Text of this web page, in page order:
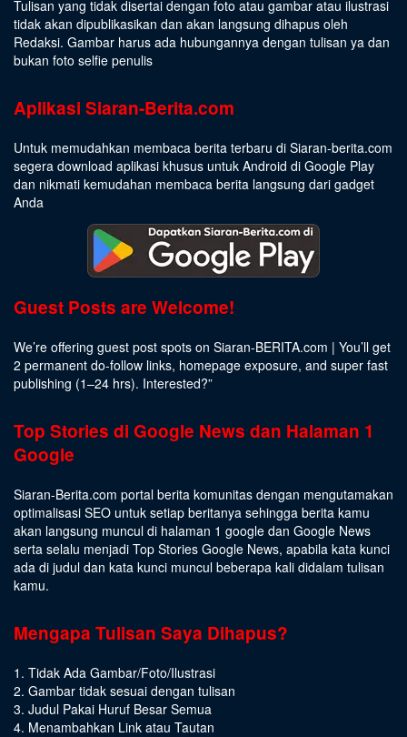
Tulisan yang tidak disertai dengan foto atau gambar atau ilustrasi
tidak akan dipublikasikan dan akan langsung dihapus oleh
Redaksi. Gambar harus ada hubungannya dengan tulisan ya dan
bukan foto selfie penulis
Aplikasi Siaran-Berita.com
Untuk memudahkan membaca berita terbaru di Siaran-berita.com
segera download aplikasi khusus untuk Android di Google Play
dan nikmati kemudahan membaca berita langsung dari gadget
Anda
Guest Posts are Welcome!
We’re offering guest post spots on Siaran-BERITA.com | You’ll get
2 permanent do-follow links, homepage exposure, and super fast
publishing (1–24 hrs). Interested?”
Top Stories di Google News dan Halaman 1
Google
Siaran-Berita.com portal berita komunitas dengan mengutamakan
optimalisasi SEO untuk setiap beritanya sehingga berita kamu
akan langsung muncul di halaman 1 google dan Google News
serta selalu menjadi Top Stories Google News, apabila kata kunci
ada di judul dan kata kunci muncul beberapa kali didalam tulisan
kamu.
Mengapa Tulisan Saya Dihapus?
1. Tidak Ada Gambar/Foto/Ilustrasi
2. Gambar tidak sesuai dengan tulisan
3. Judul Pakai Huruf Besar Semua
4. Menambahkan Link atau Tautan